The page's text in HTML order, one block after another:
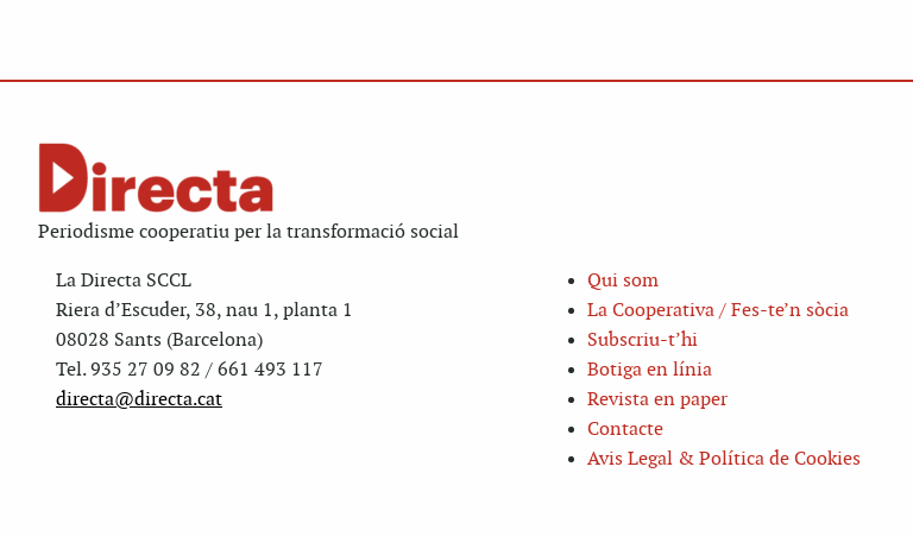
Periodisme cooperatiu per la transformació social
La Directa SCCL
Riera d’Escuder, 38, nau 1, planta 1
08028 Sants (Barcelona)
Tel. 935 27 09 82 / 661 493 117
directa@directa.cat
Qui som
La Cooperativa / Fes-te’n sòcia
Subscriu-t’hi
Botiga en línia
Revista en paper
Contacte
Avis Legal & Política de Cookies